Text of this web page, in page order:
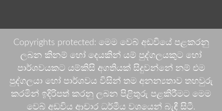
Copyrights protected: මෙම වෙබ් අඩවියේ පළකරනු
ලබන කිනම් හෝ දෙයකින් යම් පුද්ගලයකුට හෝ
පාර්ශවයකට යම්කිසි අගතියක් සිදුවන්නේ නම් එම
පුද්ගලයා හෝ පාර්ශවය විසින් තම අනන්‍යතාව තහවුරු
කරමින් ඉදිරිපත් කරනු ලබන පිළිතුරු පළකිරීමට මෙම
වෙබ් අඩවිය ආචාර ධර්මීය වශයෙන් බැඳී සිටී.